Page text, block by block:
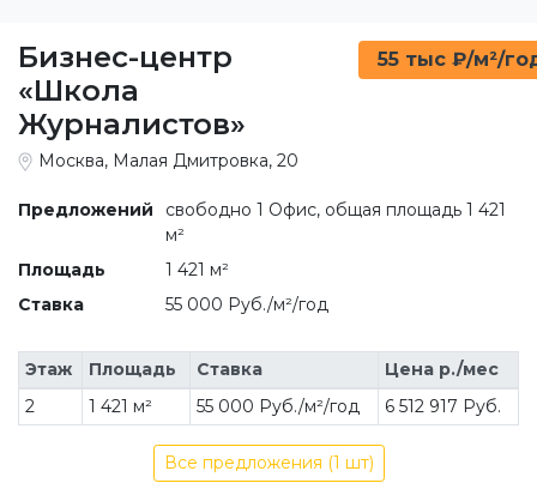
Бизнес-центр
«Школа
Журналистов»
55 тыс ₽/м²/
Москва, Малая Дмитровка, 20
Предложений
свободно 1 Офис, общая площадь 1 421
м²
Площадь
1 421 м²
Ставка
55 000 Руб./м²/год
Этаж Площадь Ставка
Цена р./мес
2
1 421 м² 55 000 Руб./м²/год 6 512 917 Руб.
Все предложения (1 шт)